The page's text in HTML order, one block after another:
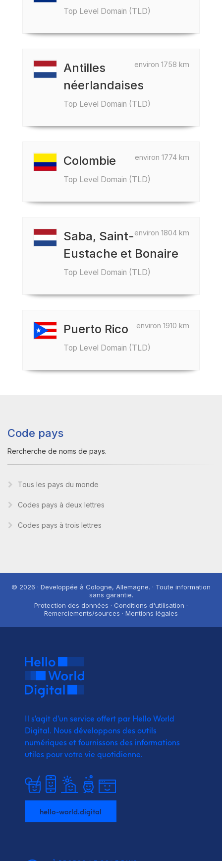
Top Level Domain (TLD)
environ 1758 km
Antilles
néerlandaises
Top Level Domain (TLD)
environ 1774 km
Colombie
Top Level Domain (TLD)
environ 1804 km
Saba, Saint-
Eustache et Bonaire
Top Level Domain (TLD)
environ 1910 km
Puerto Rico
Top Level Domain (TLD)
Code pays
Rercherche de noms de pays.
Tous les pays du monde
Codes pays à deux lettres
Codes pays à trois lettres
© 2026 · Developpée à Cologne, Allemagne. · Toute information
sans garantie.
Protection des données · Conditions d'utilisation ·
Remerciements/sources · Mentions légales
Il s'agit d'un service offert par Hello World
Digital. Nous développons des outils
numériques et fournissons des informations
utiles pour votre vie quotidienne.
hello-world.digital